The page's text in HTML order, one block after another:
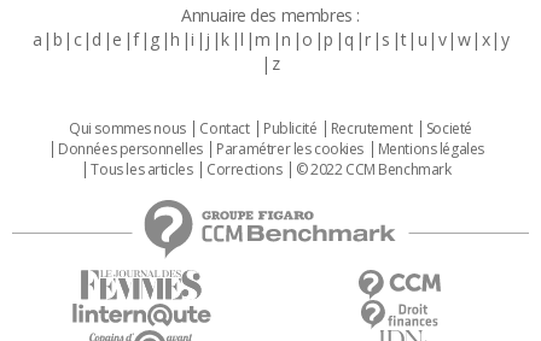
Annuaire des membres :
a b c d e f g h i j k l m n o p q r s t u v w x y
z
Qui sommes nous Contact Publicité Recrutement
Societé
Données personnelles
Paramétrer les cookies
Mentions légales
Tous les articles
Corrections © 2022 CCM Benchmark